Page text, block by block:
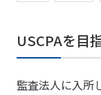
USCPAを目
監査法人に入所